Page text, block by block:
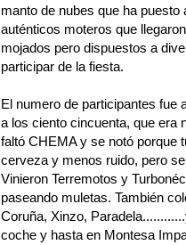
manto de nubes que ha puesto
auténticos moteros que
mojados pero dispuestos a
participar de la fiesta.
El numero de participantes fue
a los ciento cincuenta, que era
faltó CHEMA y se notó porque
cerveza y menos ruido, pero
Vinieron Terremotos y
paseando muletas. También
Coruña, Xinzo,
coche y hasta en Montesa